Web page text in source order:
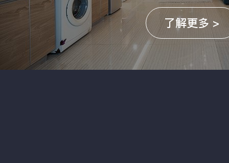
了解更多 >